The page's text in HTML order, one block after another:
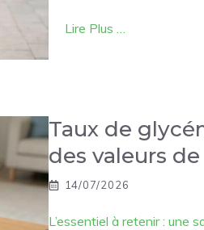
Lire Plus …
Taux de
des valeurs
14/07/2026
L’essentiel à retenir : une